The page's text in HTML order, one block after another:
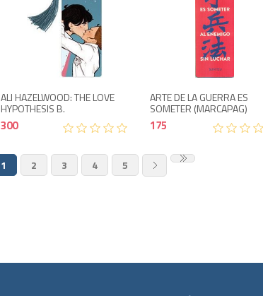
ALI HAZELWOOD: THE LOVE
HYPOTHESIS B.
300
ARTE DE LA GUERRA ES
SOMETER (MARCAPAG)
175
1 2 3 4 5